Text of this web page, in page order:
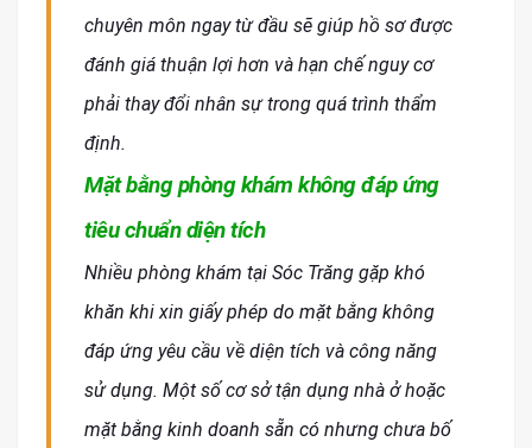
chuyên môn ngay từ đầu sẽ giúp hồ sơ được
đánh giá thuận lợi hơn và hạn chế nguy cơ
phải thay đổi nhân sự trong quá trình thẩm
định.
Mặt bằng phòng khám không đáp ứng
tiêu chuẩn diện tích
Nhiều phòng khám tại Sóc Trăng gặp khó
khăn khi xin giấy phép do mặt bằng không
đáp ứng yêu cầu về diện tích và công năng
sử dụng. Một số cơ sở tận dụng nhà ở hoặc
mặt bằng kinh doanh sẵn có nhưng chưa bố